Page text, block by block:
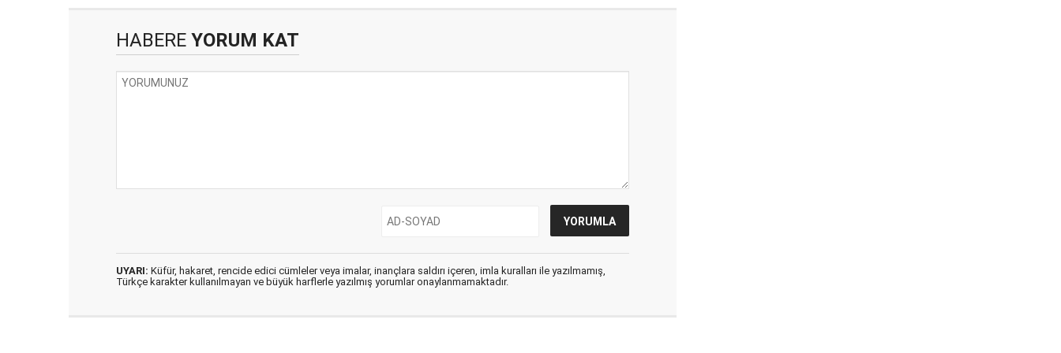
HABERE YORUM KAT
UYARI: Küfür, hakaret, rencide edici cümleler veya imalar, inançlara saldırı içeren, imla kuralları ile yazılmamış,
Türkçe karakter kullanılmayan ve büyük harflerle yazılmış yorumlar onaylanmamaktadır.